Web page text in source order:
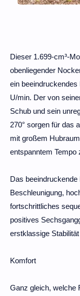
Dieser 1.699-cm³-
obenliegender
ein
U/min. Der von
Schub und sein
270° sorgen für das
mit großem
entspanntem Tempo
Das
Beschleunigung,
fortschrittliches
positives
erstklassige
Komfort
Ganz gleich, welche